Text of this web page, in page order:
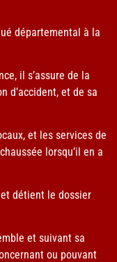
départemental à la
il s’assure de la
d’accident, et de sa
et les services de
lorsqu’il en a
détient le dossier
et suivant sa
ou pouvant